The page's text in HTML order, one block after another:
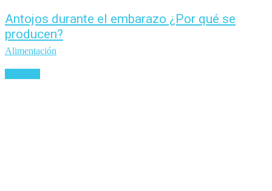
Antojos durante el embarazo ¿Por qué se
producen?
Alimentación